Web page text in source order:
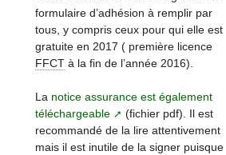
formulaire d’adhésion à remplir par
tous, y compris ceux pour qui elle est
gratuite en 2017 ( première licence
FFCT à la fin de l’année 2016).
La notice assurance est également
téléchargeable
(fichier pdf). Il est
recommandé de la lire attentivement
mais il est inutile de la signer puisque